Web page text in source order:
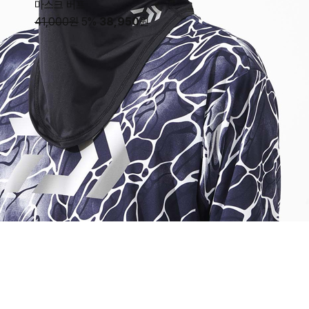
마스크 버프
41,000원 5% 38,950원